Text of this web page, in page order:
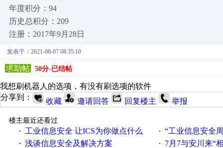
年度积分：94
历史总积分：209
注册：2017年9月28日
发表于：2021-08-07 08:35:10
求助帖 50分-已结帖
我想刷机器人的选项，有没有刷选项的软件
分享到：
收藏 邀请回答 回复楼主 举报
楼主最近还看过
·
工业信息安全 让ICS为你做点什么 · “工业信息安全周之我见”
· 浅谈信息安全及解决方案 · 7月7与安川来“